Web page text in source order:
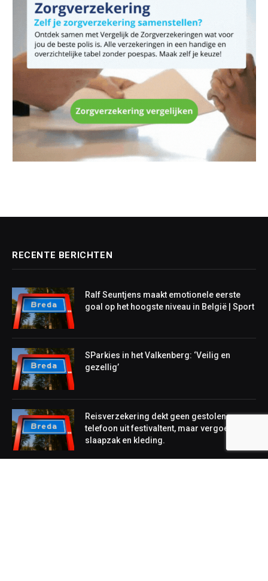
RECENTE BERICHTEN
Ralf Seuntjens maakt emotionele eerste
goal op het hoogste niveau in België | Sport
SParkies in het Valkenberg: ‘Veilig en
gezellig’
Reisverzekering dekt geen gestolen
telefoon uit festivaltent, maar vergoedt wel
slaapzak en kleding.